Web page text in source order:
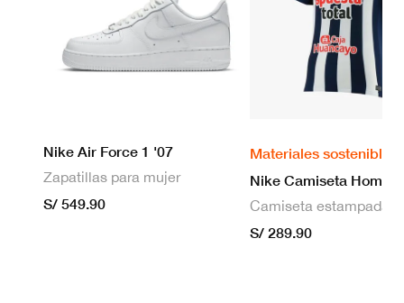
Nike Air Force 1 '07
Zapatillas para mujer
S/ 549.90
Materiales sostenibles
S/ 289.90